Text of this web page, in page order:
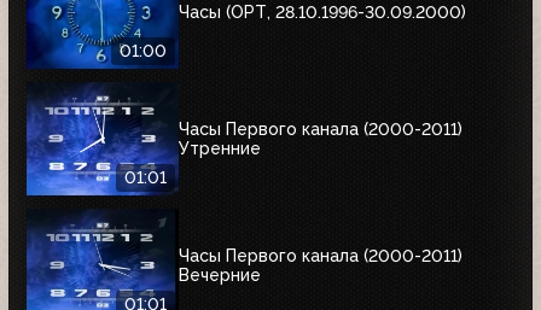
01:00
Часы (ОРТ, 28.10.1996-30.09.2000)
01:01
Часы Первого канала (2000-2011)
Утренние
01:01
Часы Первого канала (2000-2011)
Вечерние